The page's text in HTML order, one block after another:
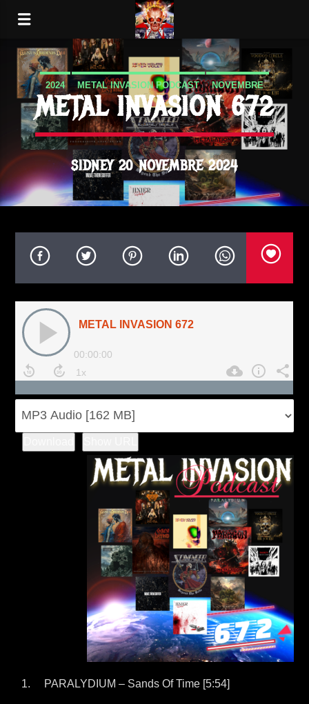
2024 METAL INVASION PODCAST NOVEMBRE
METAL INVASION 672
SIDNEY 20 NOVEMBRE 2024
PARALYDIUM – Sands Of Time [5:54]